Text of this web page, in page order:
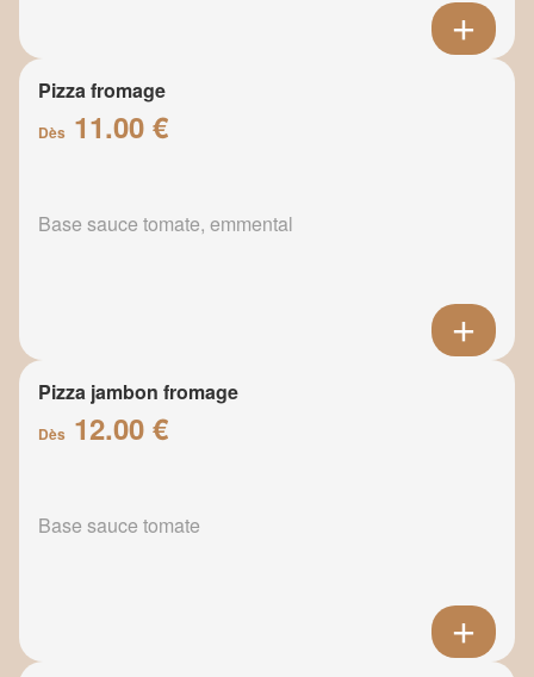
Pizza fromage
Dès 11.00 €
Base sauce tomate, emmental
Pizza jambon fromage
Dès 12.00 €
Base sauce tomate